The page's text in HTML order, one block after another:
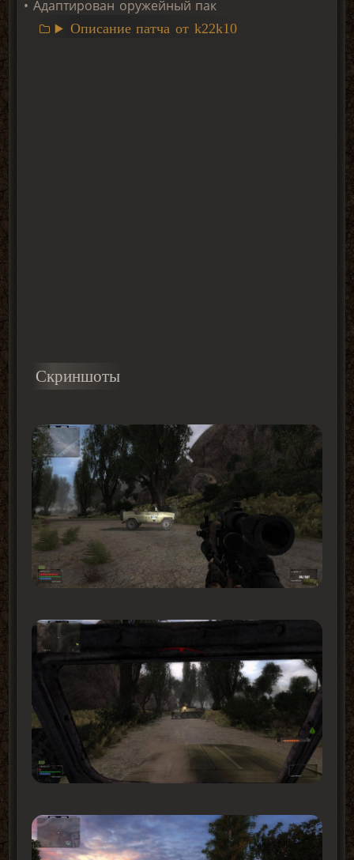
• Адаптирован оружейный пак
Описание патча от k22k10
Скриншоты